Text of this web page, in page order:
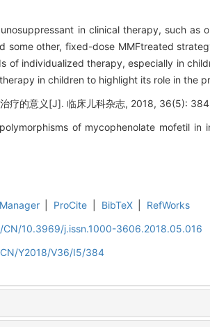
in clinical therapy, such as
some other, fixed-dose MMFtreated
individualized therapy, especially in
in children to highlight its role in the
疗的意义[J]. 临床儿科杂志, 2018, 36(5):
of mycophenolate mofetil in
ProCite BibTeX
RefWorks
10.3969/j.issn.1000-3606.2018.05.016
Y2018/V36/I5/384